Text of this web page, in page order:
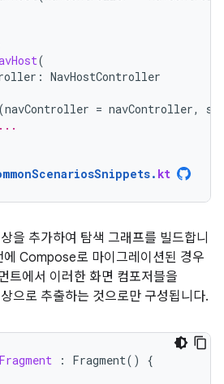
(
: NavHostController
(navController = navController,
. kt
을 추가하여 탐색 그래프를 빌드합니
에 Compose로 마이그레이션된 경우
트에서 이러한 화면 컴포저블을
으로 추출하는 것으로만 구성됩니다.
: Fragment() {